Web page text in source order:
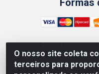
O nosso site coleta
terceiros para
NUTRY MAX
LTDA - RUA DO